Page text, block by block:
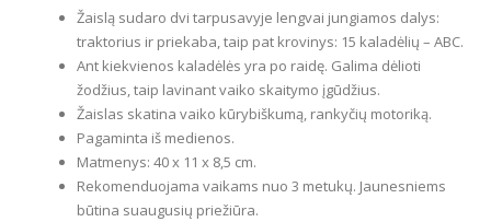
Žaislą sudaro dvi tarpusavyje lengvai jungiamos dalys:
traktorius ir priekaba, taip pat krovinys: 15 kaladėlių – ABC.
Ant kiekvienos kaladėlės yra po raidę. Galima dėlioti
žodžius, taip lavinant vaiko skaitymo įgūdžius.
Žaislas skatina vaiko kūrybiškumą, rankyčių motoriką.
Pagaminta iš medienos.
Matmenys: 40 x 11 x 8,5 cm.
Rekomenduojama vaikams nuo 3 metukų. Jaunesniems
būtina suaugusių priežiūra.